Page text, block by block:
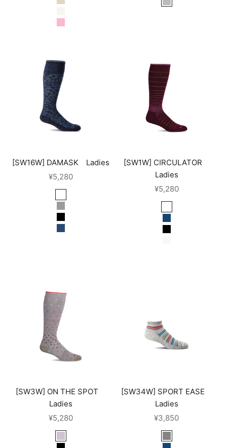
ベージュ
ホワイト
ピンク
グレー
[SW16W] DAMASK Ladies
セール価格
¥5,280
blackberry
oyster
black
navy
[SW1W] CIRCULATOR
Ladies
セール価格
¥5,280
denim
black
[SW3W] ON THE SPOT
Ladies
セール価格
¥5,280
putty
[SW34W] SPORT EASE
Ladies
セール価格
¥3,850
lt. grey